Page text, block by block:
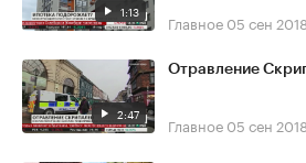
1:13 Главное 05 сен
2:47
Отравление
Главное 05 сен